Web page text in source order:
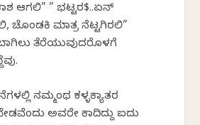
ಆಗಲಿ” ” ಭಟ್ಟರ$..ಏನ್
ಚೊಂಡಕಿ ಮಾತ್ರ ನೆಟ್ಟಗಿರಲಿ”
ತೆರೆಯುವುದರೊಳಗೆ
ನಮ್ಮಂಥ ಕಳ್ಳಕ್ಯಾತರ
ಅವರೇ ಕಾದಿದ್ದು ಐದು